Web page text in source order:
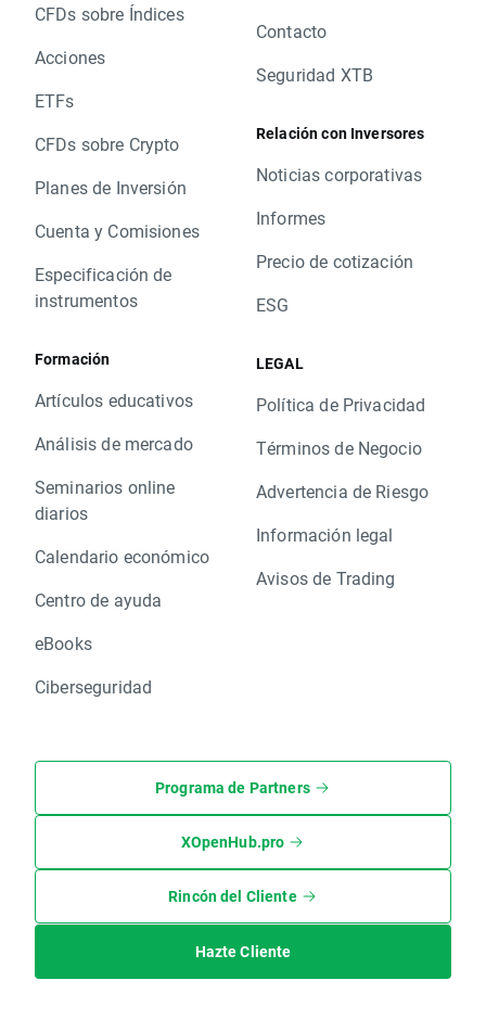
CFDs sobre Índices
Acciones
ETFs
CFDs sobre Crypto
Planes de Inversión
Cuenta y Comisiones
Especificación de
instrumentos
Formación
Artículos educativos
Análisis de mercado
Seminarios online
diarios
Calendario económico
Centro de ayuda
eBooks
Ciberseguridad
Contacto
Seguridad XTB
Relación con Inversores
Noticias corporativas
Informes
Precio de cotización
ESG
LEGAL
Política de Privacidad
Términos de Negocio
Advertencia de Riesgo
Información legal
Avisos de Trading
Programa de Partners
XOpenHub.pro
Rincón del Cliente
Hazte Cliente